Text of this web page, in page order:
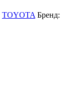
TOYOTA Бренд: